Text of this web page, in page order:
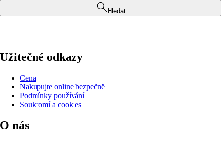
Hledat
Užitečné odkazy
Cena
Nakupujte online bezpečně
Podmínky používání
Soukromí a cookies
O nás